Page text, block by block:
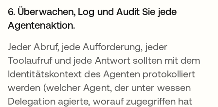
6. Überwachen, Log und Audit Sie jede
Agentenaktion.
Jeder Abruf, jede Aufforderung, jeder
Toolaufruf und jede Antwort sollten mit dem
Identitätskontext des Agenten protokolliert
werden (welcher Agent, der unter wessen
Delegation agierte, worauf zugegriffen hat